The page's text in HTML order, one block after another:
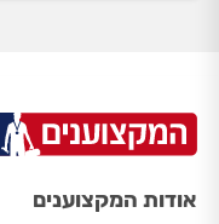
אודות המקצוענים